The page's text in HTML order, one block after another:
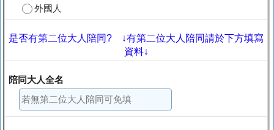
外國人
是否有第二位大人陪同? ↓有第二位大人陪同請於下方填寫
資料↓
陪同大人全名